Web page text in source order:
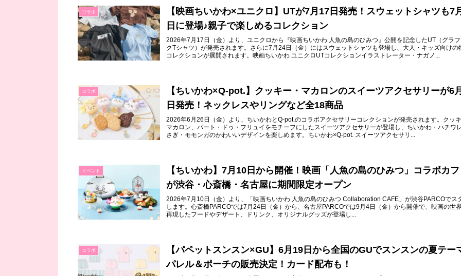
コラボ
【映画ちいかわ×ユニクロ】UTが7月17日発売！スウェットシャツも7
日に登場♪親子で楽しめるコレクション
2026年7月17日（金）より、ユニクロから『映画ちいかわ 人魚の島のひみつ』公開を記念したUT（グラ
クTシャツ）が発売されます。さらに7月24日（金）にはスウェットシャツも登場し、大人・キッズ向けの
コレクションが展開されます。映画ちいかわ ユニクロUTコレクションイラストレーター・ナガノ...
コラボ
【ちいかわ×Q-pot.】クッキー・マカロンのスイーツアクセサリーが6
日発売！ネックレスやリングなど全18商品
2026年6月26日（金）より、ちいかわとQ-pot.のコラボアクセサリーコレクションが発売されます。クッ
マカロン、パート・ドゥ・フリュイをモチーフにしたスイーツアクセサリーが登場し、ちいかわ・ハチワ
さぎ・モモンガのかわいいデザインを楽しめます。ちいかわ×Q-pot. スイーツアクセサリ...
イベント
【ちいかわ】7月10日から開催！映画「人魚の島のひみつ」コラボカ
が渋谷・心斎橋・名古屋に期間限定オープン
2026年7月10日（金）より、「映画ちいかわ 人魚の島のひみつ Collaboration CAFE」が渋谷PARCOでス
します。心斎橋PARCOでは7月24日（金）から、名古屋PARCOでは9月4日（金）から開催で、映画の世
再現したフードやデザート、ドリンク、オリジナルグッズが登場し...
コラボ
【パペットスンスン×GU】6月19日から全国のGUでスンスンの夏テー
パレル＆ポーチの販売決定！カード配布も！